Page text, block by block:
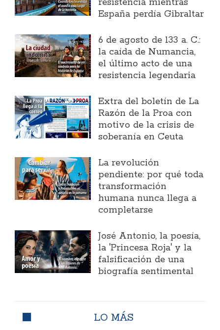
resistencia mientras
España perdía Gibraltar
6 de agosto de 133 a. C.:
la caída de Numancia,
el último acto de una
resistencia legendaria
Extra del boletín de La
Razón de la Proa con
motivo de la crisis de
soberanía en Ceuta
La revolución
pendiente: por qué toda
transformación
humana nunca llega a
completarse
José Antonio, la poesía,
la 'Princesa Roja' y la
falsificación de una
biografía sentimental
LO MÁS